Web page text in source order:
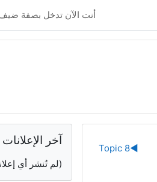
أنت الآن تدخل بصفة
◀︎
Topic 8
الكتل
آخر الإعلانات
(لم تُنشر أي